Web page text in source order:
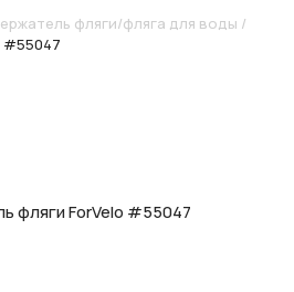
фляги/фляга для воды /
#55047